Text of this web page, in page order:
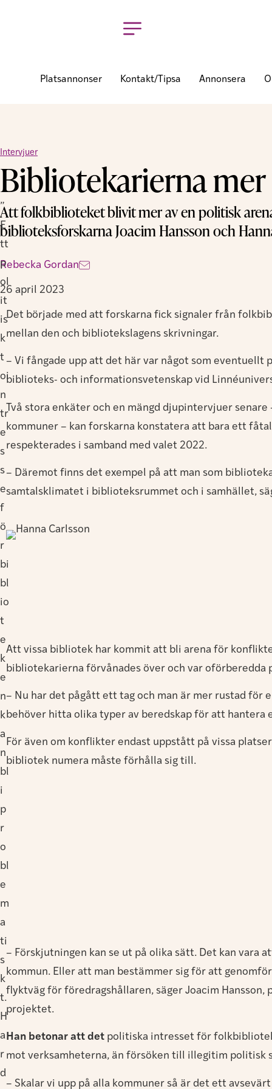
Platsannonser Kontakt/tipsa Annonsera
Intervjuer
Bibliotekarierna
”
E
tt
p
ol
it
is
k
t
oi
n
tr
e
s
s
e
f
ö
r
bi
bl
io
t
e
k
e
n
k
a
n
bl
i
p
r
o
bl
e
m
a
ti
s
k
t.
H
a
r
d
Att folkbiblioteket blivit mer av en politisk
biblioteksforskarna Joacim Hansson och
Rebecka Gordan
26 april 2023
Det började med att forskarna fick signaler från
mellan den och bibliotekslagens skrivningar.
– Vi fångade upp att det här var något som
biblioteks- och informationsvetenskap vid
Två stora enkäter och en mängd djupintervjuer
kommuner – kan forskarna konstatera att bara ett
respekterades i samband med valet 2022.
– Däremot finns det exempel på att man som
samtalsklimatet i biblioteksrummet och i samhället,
Att vissa bibliotek har kommit att bli arena för
bibliotekarierna förvånades över och var oförberedda
– Nu har det pågått ett tag och man är mer rustad
behöver hitta olika typer av beredskap för att hantera
För även om konflikter endast uppstått på vissa
bibliotek numera måste förhålla sig till.
– Förskjutningen kan se ut på olika sätt. Det kan vara
kommun. Eller att man bestämmer sig för att
flyktväg för föredragshållaren, säger Joacim
projektet.
Han betonar att det politiska intresset för
mot verksamheterna, än försöken till illegitim politisk
– Skalar vi upp på alla kommuner så är det ett